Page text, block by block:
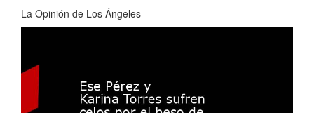
La Opinión de Los Ángeles